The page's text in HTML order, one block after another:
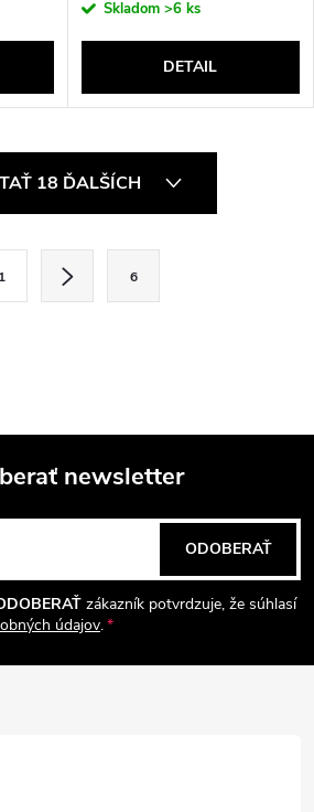
Skladom >6 ks
DETAIL
18 ĎALŠÍCH
1 6
newsletter
zákazník potvrdzuje, že súhlasí
údajov.
ODOBERAŤ